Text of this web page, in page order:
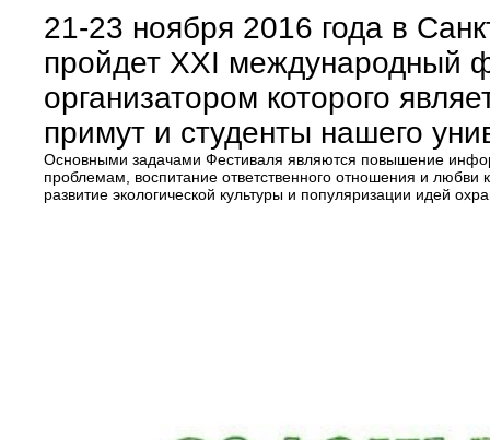
21-23 ноября 2016 года в
пройдет XXI международный
организатором которого
примут и студенты нашего
Основными задачами Фестиваля являются повышение
проблемам, воспитание ответственного отношения и любви
развитие экологической культуры и популяризации идей